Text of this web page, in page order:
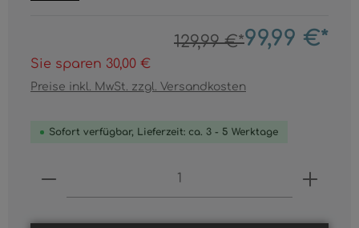
129,99 €*99,99 €*
Sie sparen 30,00 €
Preise inkl. MwSt. zzgl. Versandkosten
Sofort verfügbar, Lieferzeit: ca. 3 - 5 Werktage
Produkt Anzahl: Gib den